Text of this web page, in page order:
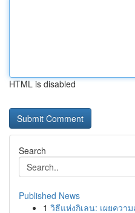
HTML is disabled
Search
Published News
1 วิธีแห่งกิเลน: เผยควา